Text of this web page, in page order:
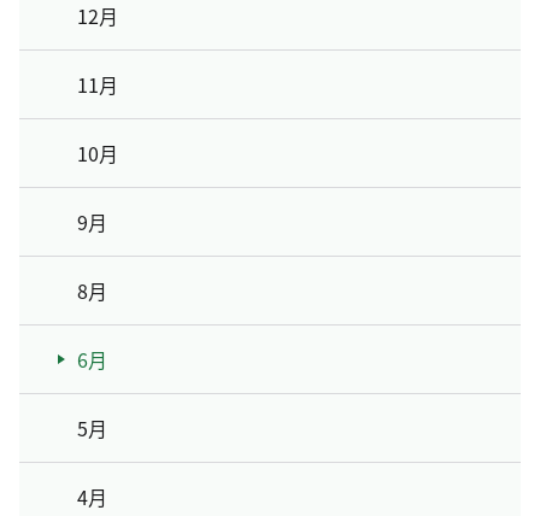
12月
11月
10月
9月
8月
6月
5月
4月